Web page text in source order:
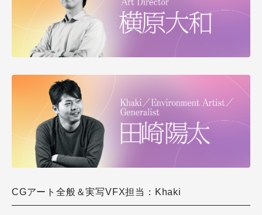
CGアート全般＆実写VFX担当：Khaki